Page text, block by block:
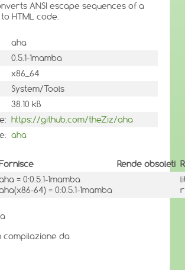
ANSI escape sequences of a
HTML code.
aha
0.5.1-1mamba
x86_64
System/Tools
38.10 kB
https://github.com/theZiz/aha
aha
Rende obsoleti
= 0:0.5.1-1mamba
64) = 0:0.5.1-1mamba
compilazione da